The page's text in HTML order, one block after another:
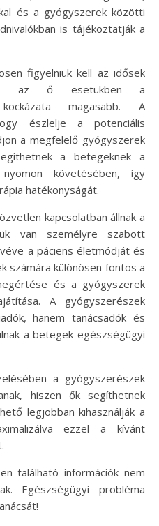
és a gyógyszerek közötti
is tájékoztatják a
figyelniük kell az idősek
az ő esetükben a
kockázata magasabb. A
észlelje a potenciális
a megfelelő gyógyszerek
a betegeknek a
követésében, így
hatékonyságát.
kapcsolatban állnak a
van személyre szabott
a páciens életmódját és
számára különösen fontos a
és a gyógyszerek
A gyógyszerészek
hanem tanácsadók és
a betegek egészségügyi
a gyógyszerészek
hiszen ők segíthetnek
legjobban kihasználják a
ezzel a kívánt
található információk nem
Egészségügyi probléma